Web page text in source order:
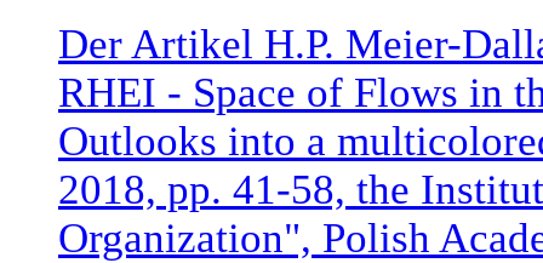
Der Artikel H.P. Meier-
RHEI - Space of Flows in
Outlooks into a
2018, pp. 41-58, the
Organization", Polish